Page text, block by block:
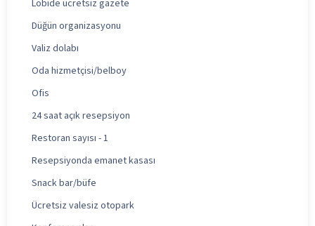
Lobide ücretsiz gazete
Düğün organizasyonu
Valiz dolabı
Oda hizmetçisi/belboy
Ofis
24 saat açık resepsiyon
Restoran sayısı - 1
Resepsiyonda emanet kasası
Snack bar/büfe
Ücretsiz valesiz otopark